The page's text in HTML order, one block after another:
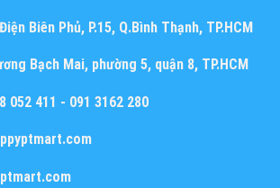
Biên Phủ, P.15, Q.Bình Thạnh, TP.HCM
Bạch Mai, phường 5, quận 8, TP.HCM
052 411 - 091 3162 280